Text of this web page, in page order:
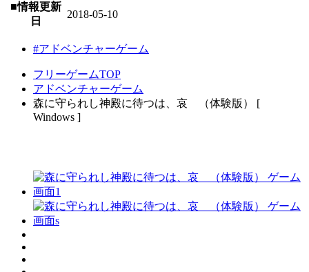
■情報更新
日
2018-05-10
#アドベンチャーゲーム
フリーゲームTOP
アドベンチャーゲーム
森に守られし神殿に待つは、哀 （体験版） [
Windows ]